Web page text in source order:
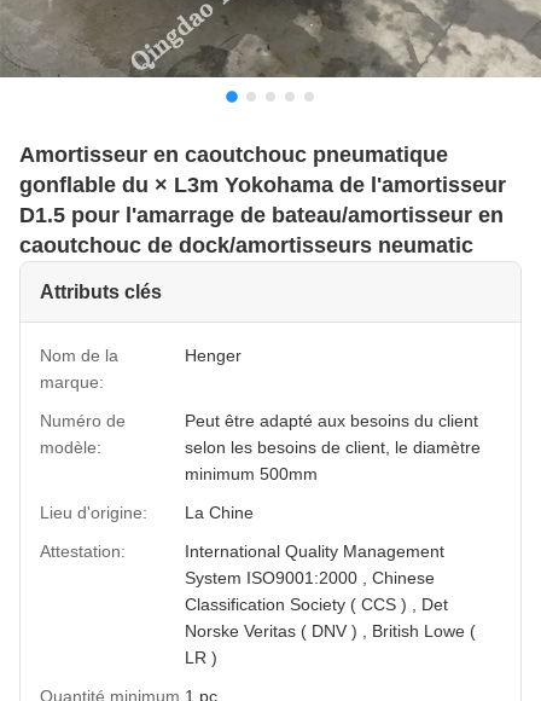
Amortisseur en caoutchouc pneumatique
gonflable du × L3m Yokohama de l'amortisseur
D1.5 pour l'amarrage de bateau/amortisseur en
caoutchouc de dock/amortisseurs neumatic
Attributs clés
Nom de la
marque:
Henger
Numéro de
modèle:
Peut être adapté aux besoins du client
selon les besoins de client, le diamètre
minimum 500mm
Lieu d'origine:
La Chine
Attestation:
International Quality Management
System ISO9001:2000 , Chinese
Classification Society ( CCS ) , Det
Norske Veritas ( DNV ) , British Lowe (
LR )
Quantité minimum 1 pc